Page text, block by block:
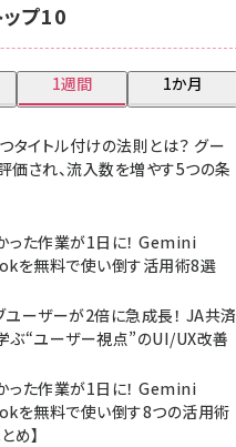
プ10
1週間 1か月
タイトル付けの法則とは？ グー
価され、流入数を増やす5つの条
った作業が1日に！ Gemini
を無料で使い倒す活用術8選
ユーザーが2倍に急成長！ JA共済
ぶ“ユーザー視点”のUI/UX改善
った作業が1日に！ Gemini
を無料で使い倒す8つの活用術
め】